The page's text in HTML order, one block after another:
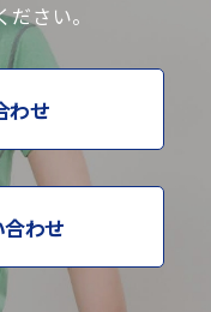
さい。
わせ
わせ